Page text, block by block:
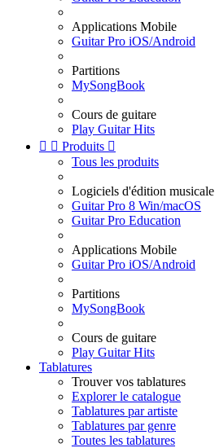
Applications Mobile
Guitar Pro iOS/Android
Partitions
MySongBook
Cours de guitare
Play Guitar Hits
  Produits 
Tous les produits
Logiciels d'édition musicale
Guitar Pro 8 Win/macOS
Guitar Pro Education
Applications Mobile
Guitar Pro iOS/Android
Partitions
MySongBook
Cours de guitare
Play Guitar Hits
Tablatures
Trouver vos tablatures
Explorer le catalogue
Tablatures par artiste
Tablatures par genre
Toutes les tablatures